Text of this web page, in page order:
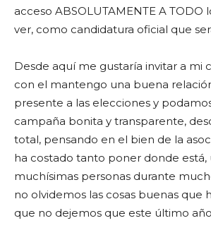
acceso ABSOLUTAMENTE A TODO
ver, como candidatura oficial que
Desde aquí me gustaría invitar a mi
con el mantengo una buena
presente a las elecciones y
campaña bonita y transparente,
total, pensando en el bien de la
ha costado tanto poner donde está,
muchísimas personas durante
no olvidemos las cosas buenas que
que no dejemos que este último